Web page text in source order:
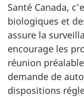
Santé Canada,
biologiques et
assure la
encourage les
réunion
demande de
dispositions